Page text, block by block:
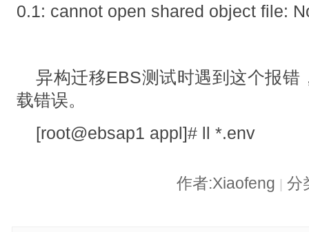
0.1: cannot open shared object file:
异构迁移EBS测试时遇到这个报错
载错误。
[root@ebsap1 appl]# ll *.env
作者:Xiaofeng 分